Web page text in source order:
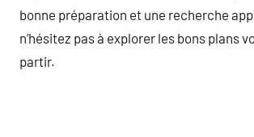
bonne préparation et une recherche
n’hésitez pas à explorer les bons plans
partir.